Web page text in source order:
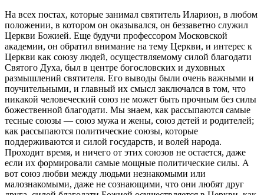
На всех постах, которые занимал святитель Иларион, в любом
положении, в котором он оказывался, он беззаветно служил
Церкви Божией. Еще будучи профессором Московской
академии, он обратил внимание на тему Церкви, и интерес к
Церкви как союзу людей, осуществляемому силой благодати
Святого Духа, был в центре богословских и духовных
размышлений святителя. Его выводы были очень важными и
поучительными, и главный их смысл заключался в том, что
никакой человеческий союз не может быть прочным без силы
божественной благодати. Мы знаем, как рассыпаются самые
тесные союзы — союз мужа и жены, союз детей и родителей;
как рассыпаются политические союзы, которые
поддерживаются и силой государств, и волей народа.
Проходит время, и ничего от этих союзов не остается, даже
если их формировали самые мощные политические силы. А
вот союз любви между людьми незнакомыми или
малознакомыми, даже не сознающими, что они любят друг